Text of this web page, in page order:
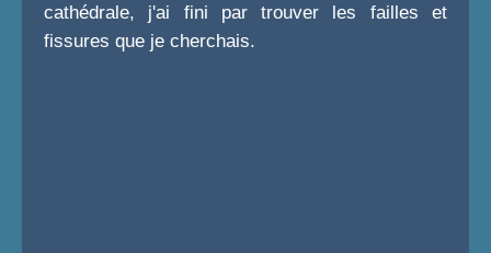
cathédrale, j'ai fini par trouver les failles et
fissures que je cherchais.